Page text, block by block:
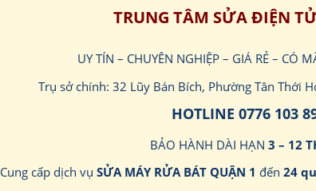
TRUNG TÂM SỬA ĐIỆN
UY TÍN – CHUYÊN NGHIỆP – GIÁ RẺ – CÓ
Trụ sở chính: 32 Lũy Bán Bích, Phường Tân Thới
HOTLINE 0776 103
BẢO HÀNH DÀI HẠN 3 – 12
Cung cấp dịch vụSỬA MÁY RỬA BÁT QUẬN 1 đến24